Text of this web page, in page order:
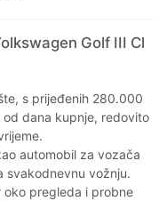
Golf III Cl
s prijeđenih 280.000
dana kupnje, redovito
automobil za vozača
svakodnevnu vožnju.
pregleda i probne